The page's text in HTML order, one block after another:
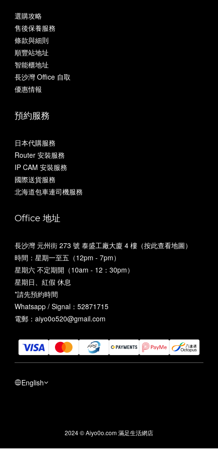
選購攻略
售後保養服務
條款與細則
順豐站地址
智能櫃地址
長沙灣 Office 自取
優惠情報
預約服務
日本代購服務
Router 安裝服務
IP CAM 安裝服務
國際送貨服務
北海道包車連司機服務
Office 地址
長沙灣 元州街 273 號 泰盛工廠大廈 4 樓（按此查看地圖）
時間：星期一至五（12pm - 7pm）
星期六 不定期開（10am - 12：30pm）
星期日、紅假 休息
*請先預約時間
Whatsapp / Signal：52871715
電郵：aiyo0o520@gmail.com
English
2024 © Aiyo0o.com 滿足生活網店